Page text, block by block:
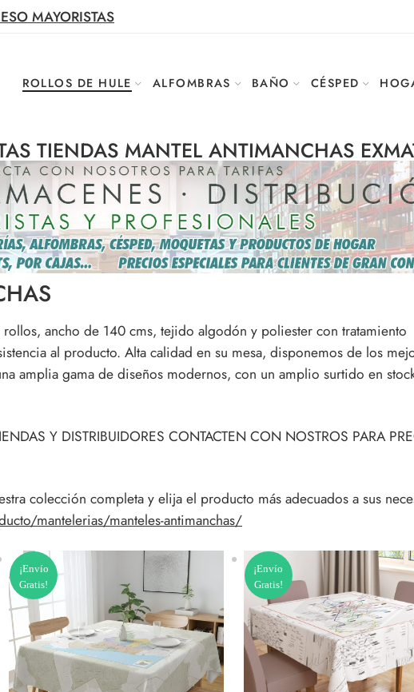
MAYORISTAS
ROLLOS DE HULE ALFOMBRAS BAÑO CÉSPED
TIENDAS MANTEL ANTIMANCHAS
rollos, ancho de 140 cms, tejido algodón y poliester con tratamiento
al producto. Alta calidad en su mesa, disponemos de los
amplia gama de diseños modernos, con un amplio surtido en
Y DISTRIBUIDORES CONTACTEN CON NOSTROS PARA
colección completa y elija el producto más adecuados a sus
mantelerias/manteles-antimanchas/
¡Envío
Gratis!
¡Envío
Gratis!